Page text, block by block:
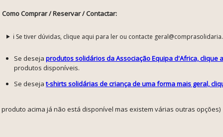
Como Comprar / Reservar / Contactar:
ℹ️ Se tiver dúvidas, clique aqui para ler ou contacte
Se deseja produtos solidários da Associação Equipa d'Africa, clique
produtos disponíveis.
Se desejat-shirts solidárias de criança de uma forma mais geral,
produto acima já não está disponível mas existem várias outras opções)